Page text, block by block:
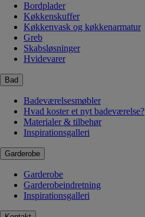
Bordplader
Køkkenskuffer
Køkkenvask og køkkenarmatur
Greb
Skabsløsninger
Hvidevarer
Bad
Badeværelsesmøbler
Hvad koster et nyt badeværelse?
Materialer & tilbehør
Inspirationsgalleri
Garderobe
Garderobe
Garderobeindretning
Inspirationsgalleri